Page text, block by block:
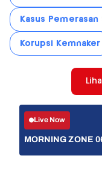
Kasus
Korupsi Kemnaker
Live Now
MORNING ZONE